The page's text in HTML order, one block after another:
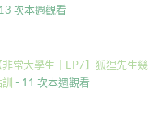
次本週觀看
非常大學生｜EP7】狐狸先生幾
- 11 次本週觀看